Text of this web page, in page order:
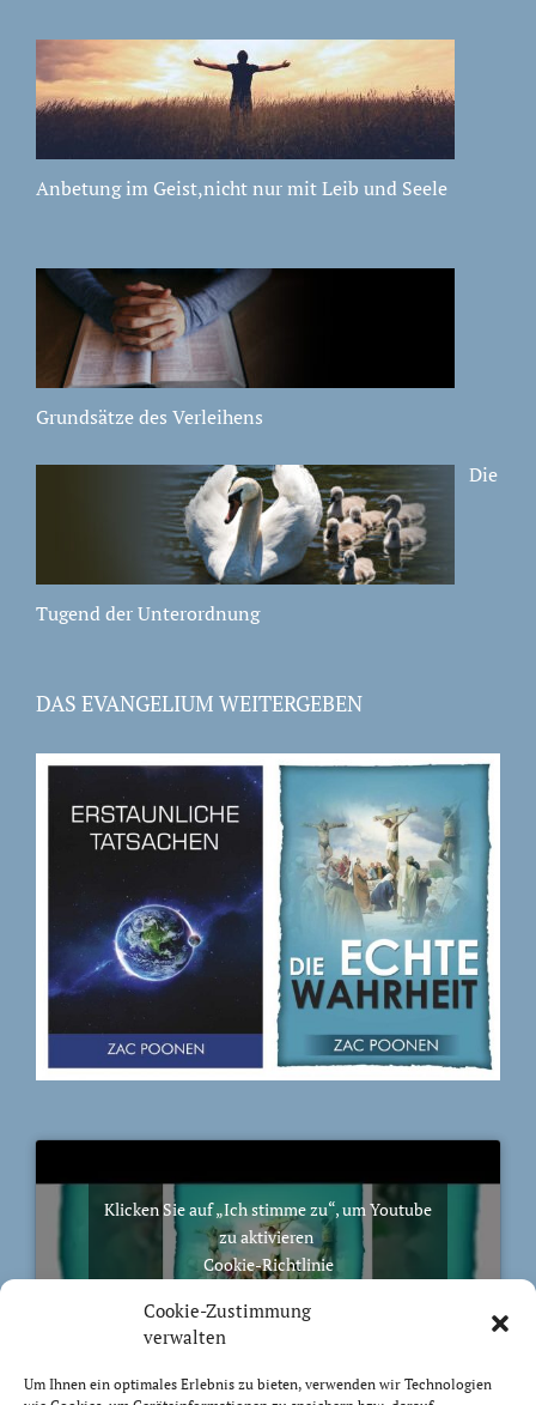
Cookie-Zustimmung
verwalten
Um Ihnen ein optimales Erlebnis zu bieten, verwenden wir Technologien
Anbetung im Geist,nicht nur mit Leib und Seele
Grundsätze des Verleihens
Die
Tugend der Unterordnung
DAS EVANGELIUM WEITERGEBEN
Klicken Sie auf „Ich stimme zu“, um Youtube
zu aktivieren
Cookie-Richtlinie
Ich stimme zu